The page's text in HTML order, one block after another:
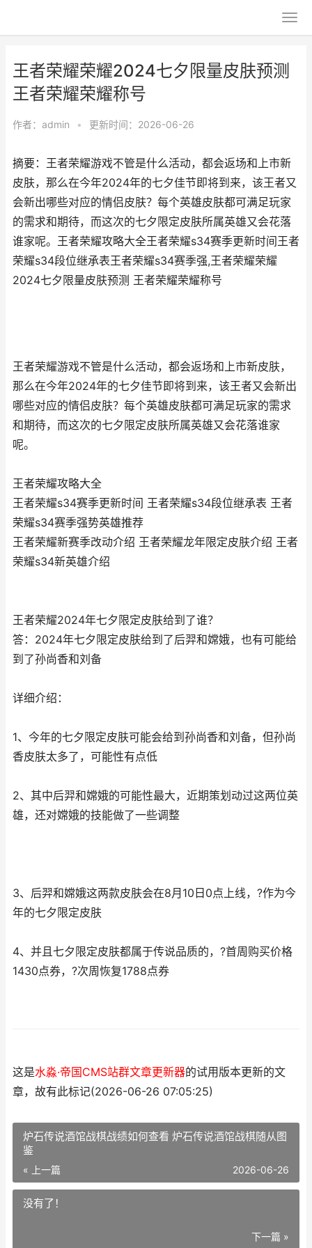
王者荣耀荣耀2024七夕限量皮肤预测
王者荣耀荣耀称号
作者： admin • 更新时间：2026-06-26
摘要：王者荣耀游戏不管是什么活动，都会返场和上市新
皮肤，那么在今年2024年的七夕佳节即将到来，该王者又
会新出哪些对应的情侣皮肤？每个英雄皮肤都可满足玩家
的需求和期待，而这次的七夕限定皮肤所属英雄又会花落
谁家呢。王者荣耀攻略大全王者荣耀s34赛季更新时间王者
荣耀s34段位继承表王者荣耀s34赛季强,王者荣耀荣耀
2024七夕限量皮肤预测 王者荣耀荣耀称号
王者荣耀游戏不管是什么活动，都会返场和上市新皮肤，
那么在今年2024年的七夕佳节即将到来，该王者又会新出
哪些对应的情侣皮肤？每个英雄皮肤都可满足玩家的需求
和期待，而这次的七夕限定皮肤所属英雄又会花落谁家
呢。
王者荣耀攻略大全
王者荣耀s34赛季更新时间 王者荣耀s34段位继承表 王者
荣耀s34赛季强势英雄推荐
王者荣耀新赛季改动介绍 王者荣耀龙年限定皮肤介绍 王者
荣耀s34新英雄介绍
王者荣耀2024年七夕限定皮肤给到了谁？
答：2024年七夕限定皮肤给到了后羿和嫦娥，也有可能给
到了孙尚香和刘备
详细介绍：
1、今年的七夕限定皮肤可能会给到孙尚香和刘备，但孙尚
香皮肤太多了，可能性有点低
2、其中后羿和嫦娥的可能性最大，近期策划动过这两位英
雄，还对嫦娥的技能做了一些调整
3、后羿和嫦娥这两款皮肤会在8月10日0点上线，?作为今
年的七夕限定皮肤
4、并且七夕限定皮肤都属于传说品质的，?首周购买价格
1430点券，?次周恢复1788点券
这是水淼·帝国CMS站群文章更新器的试用版本更新的文
章，故有此标记(2026-06-26 07:05:25)
炉石传说酒馆战棋战绩如何查看 炉石传说酒馆战棋随从图
鉴
« 上一篇 2026-06-26
没有了！
下一篇 »